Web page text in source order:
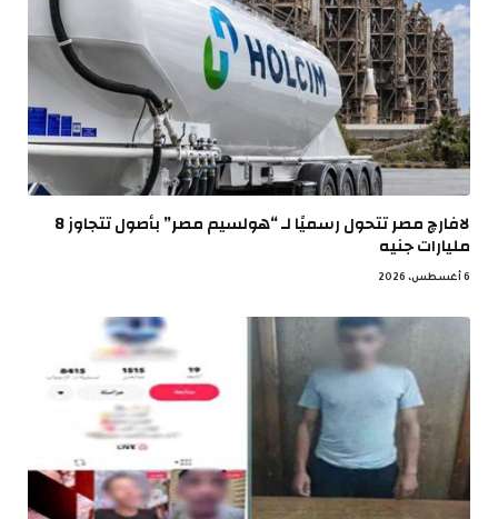
لافارچ مصر تتحول رسميًا لـ “هولسيم مصر” بأصول تتجاوز 8
مليارات جنيه
6 أغسطس، 2026